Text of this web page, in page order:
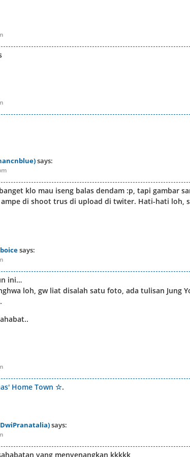
says:
klo mau iseng balas dendam :p, tapi gambar
di shoot trus di upload di twiter. Hati-hati loh,
says:
ini…
loh, gw liat disalah satu foto, ada tulisan Jung
Home Town ☆.
says:
yang menyenangkan kkkkk